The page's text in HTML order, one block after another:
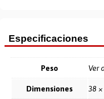
Especificaciones
Peso Ver
Dimensiones 38